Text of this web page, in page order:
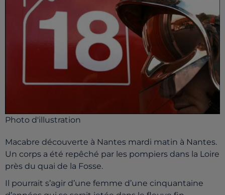
Photo d'illustration
Macabre découverte à Nantes mardi matin à Nantes.
Un corps a été repêché par les pompiers dans la Loire
près du quai de la Fosse.
Il pourrait s’agir d’une femme d’une cinquantaine